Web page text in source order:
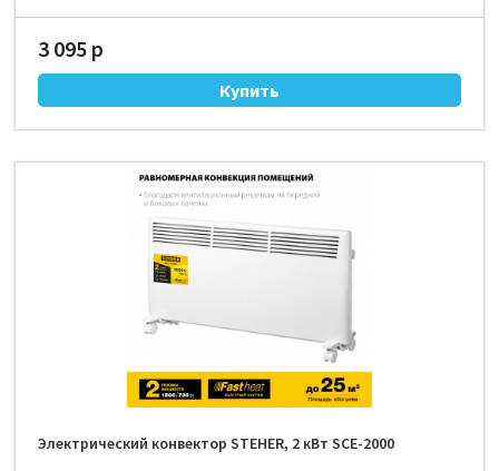
3 095 р
Электрический конвектор STEHER, 2 кВт SCE-2000